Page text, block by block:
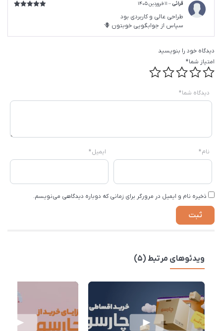
قرائی– 11 فروردین 1405
طراحی عالی و کاربردی بود
سپاس از جوابگویی خوبتون 🪻
دیدگاه خود را بنویسید
امتیاز شما*
دیدگاه شما*
نام* ایمیل*
ذخیره نام و ایمیل در مرورگر برای زمانی که دوباره دیدگاهی می‌نویسم.
ویدئوهای مرتبط (5)